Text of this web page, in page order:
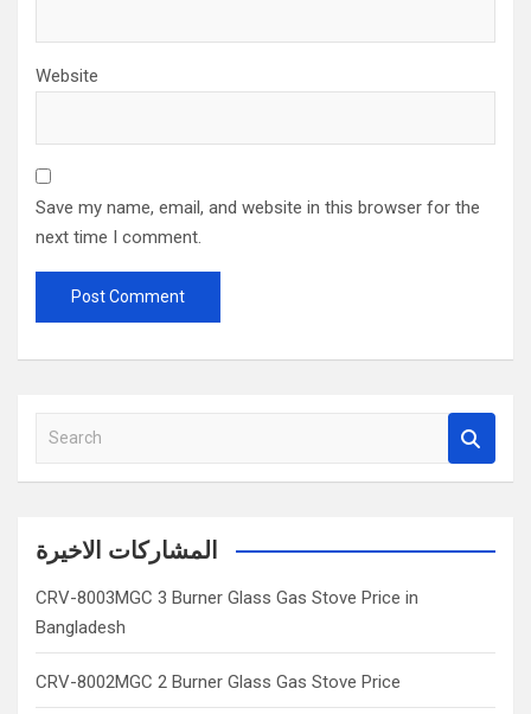
Website
Save my name, email, and website in this browser for the
next time I comment.
a
c
المشاركات الاخيرة
CRV-8003MGC 3 Burner Glass Gas Stove Price in
Bangladesh
CRV-8002MGC 2 Burner Glass Gas Stove Price